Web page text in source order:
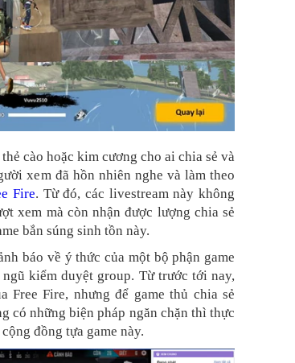
cào hoặc kim cương cho ai chia sẻ và
xem đã hồn nhiên nghe và làm theo
Fire. Từ đó, các livestream này không
xem mà còn nhận được lượng chia sẻ
bắn súng sinh tồn này.
báo về ý thức của một bộ phận game
kiểm duyệt group. Từ trước tới nay,
Free Fire, nhưng để game thủ chia sẻ
có những biện pháp ngăn chặn thì thực
đồng tựa game này.